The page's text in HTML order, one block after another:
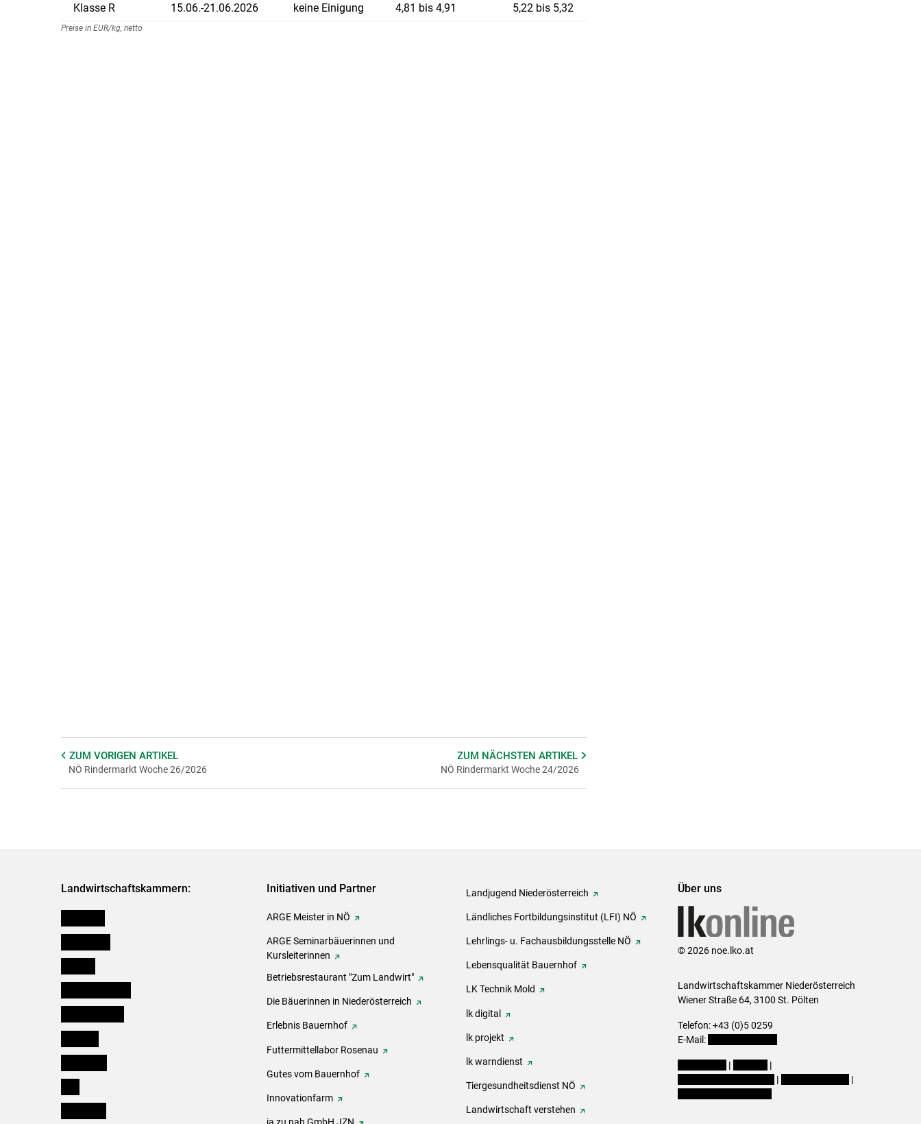
Klasse R
15.06.-21.06.2026 keine Einigung 4,81 bis 4,91 5,22 bis 5,32
Preise in EUR/kg, netto
ZUM VORIGEN ARTIKEL
NÖ Rindermarkt Woche 26/2026
ZUM NÄCHSTENARTIKEL
NÖ Rindermarkt Woche 24/2026
Landwirtschaftskammern: Initiativen und Partner
ARGE Meister in NÖ
ARGE Seminarbäuerinnen und
Kursleiterinnen
Betriebsrestaurant "Zum Landwirt"
Die Bäuerinnen in Niederösterreich
Erlebnis Bauernhof
Futtermittellabor Rosenau
Gutes vom Bauernhof
Innovationfarm
Landjugend Niederösterreich
Ländliches Fortbildungsinstitut (LFI) NÖ
Lehrlings- u. Fachausbildungsstelle NÖ
Lebensqualität Bauernhof
LK Technik Mold
lk digital
lk projekt
lk warndienst
Tiergesundheitsdienst NÖ
Landwirtschaft verstehen
Über uns
© 2026 noe.lko.at
Landwirtschaftskammer Niederösterreich
Wiener Straße 64, 3100 St. Pölten
Telefon: +43 (0)5 0259
E-Mail:
|
|
|
|